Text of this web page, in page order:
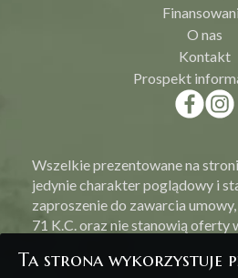
O nas
Kontakt
Prospekt
Wszelkie prezentowane na
jedynie charakter poglądowy i
zaproszenie do zawarcia
71 K.C. oraz nie stanowią oferty
Ta strona wykorzystuje